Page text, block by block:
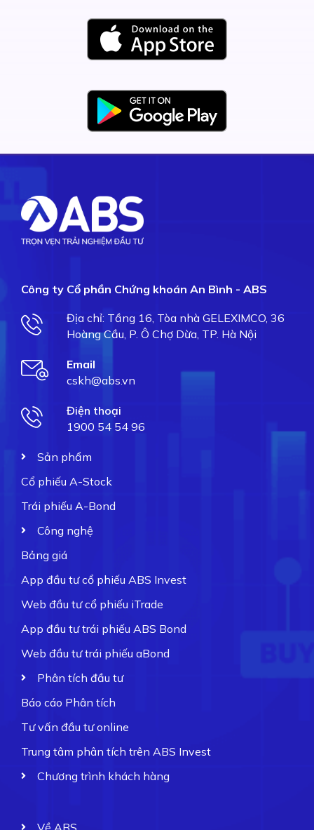
Công ty Cổ phần Chứng khoán An Bình - ABS
Địa chỉ: Tầng 16, Tòa nhà GELEXIMCO, 36
Hoàng Cầu, P. Ô Chợ Dừa, TP. Hà Nội
Email
cskh@abs.vn
Điện thoại
1900 54 54 96
Sản phẩm
Cổ phiếu A-Stock
Trái phiếu A-Bond
Công nghệ
Bảng giá
App đầu tư cổ phiếu ABS Invest
Web đầu tư cổ phiếu iTrade
App đầu tư trái phiếu ABS Bond
Web đầu tư trái phiếu aBond
Phân tích đầu tư
Báo cáo Phân tích
Tư vấn đầu tư online
Trung tâm phân tích trên ABS Invest
Chương trình khách hàng
Về ABS